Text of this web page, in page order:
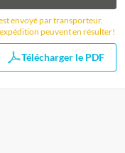
envoyé par transporteur.
peuvent en résulter!
Télécharger le PDF